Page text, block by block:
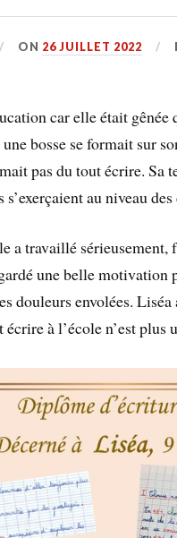
ON 26 JUILLET 2022
car elle était
bosse se formait sur
pas du tout écrire. Sa
au niveau
a travaillé sérieusement,
une belle motivation
douleurs envolées.
à l’école n’est plus